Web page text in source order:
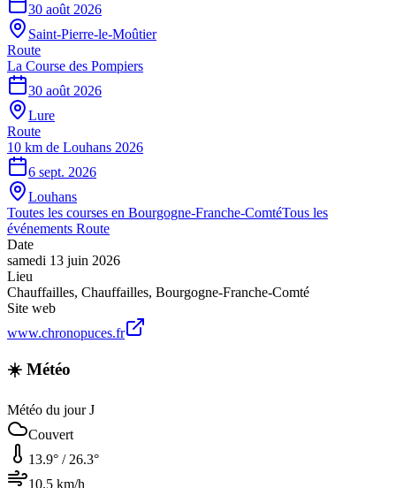
30 août 2026
Saint-Pierre-le-Moûtier
Route
La Course des Pompiers
30 août 2026
Lure
Route
10 km de Louhans 2026
6 sept. 2026
Louhans
Toutes les courses en Bourgogne-Franche-ComtéTous les
événements Route
Date
samedi 13 juin 2026
Lieu
Chauffailles, Chauffailles, Bourgogne-Franche-Comté
Site web
www.chronopuces.fr
☀️ Météo
Météo du jour J
Couvert
13.9° / 26.3°
10.5 km/h